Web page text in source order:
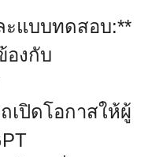
ะแบบทดสอบ:**
องกับ
เปิดโอกาสให้ผู้